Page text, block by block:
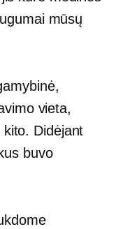
mūsų
vieta,
Didėjant
buvo